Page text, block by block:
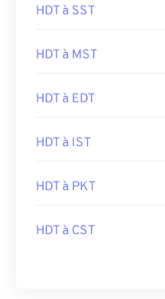
HDT à SST
HDT à MST
HDT à EDT
HDT à IST
HDT à PKT
HDT à CST